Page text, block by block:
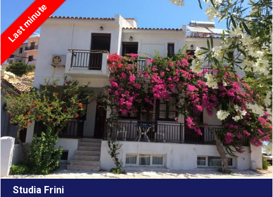
Last minute
Studia Frini